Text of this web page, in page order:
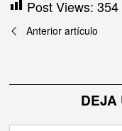
Post Views: 354
Navegación
entradas
Anterior artículo
DEJA